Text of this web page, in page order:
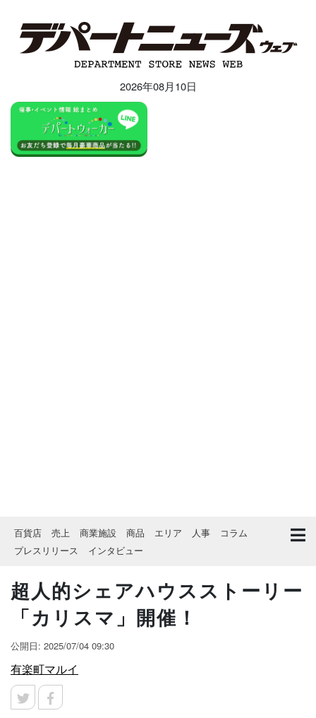
2026年08月10日
百貨店 売上 商業施設 商品 エリア 人事
コラム
プレスリリース
インタビュー
超人的シェアハウスストーリー
「カリスマ」開催！
公開日: 2025/07/04 09:30
有楽町マルイ